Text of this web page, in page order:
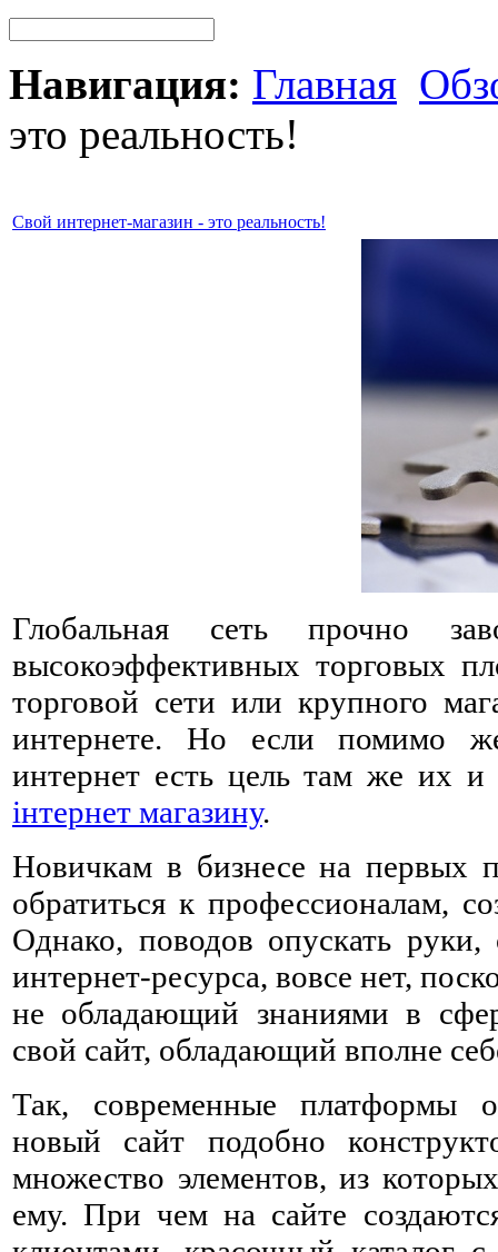
Навигация: Главная
это реальность!
Свой интернет-магазин - это реальность!
Глобальная сеть прочно
высокоэффективных торговых
торговой сети или крупного
интернете. Но если помимо
интернет есть цель там же их и
інтернет магазину.
Новичкам в бизнесе на первых
обратиться к профессионалам,
Однако, поводов опускать руки,
интернет-ресурса, вовсе нет,
не обладающий знаниями в
свой сайт, обладающий вполне
Так, современные платформы
новый сайт подобно
множество элементов, из
ему. При чем на сайте